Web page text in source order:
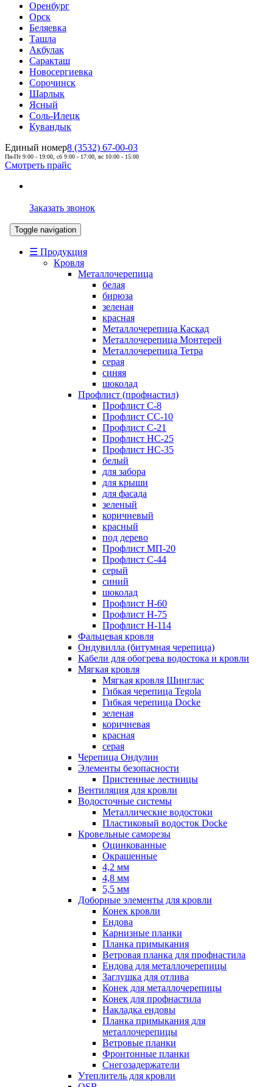
Оренбург
Орск
Беляевка
Ташла
Акбулак
Саракташ
Новосергиевка
Сорочинск
Шарлык
Ясный
Соль-Илецк
Кувандык
Единый номер8 (3532) 67-00-03
Пн-Пт 9:00 - 19:00, сб 9:00 - 17:00, вс 10:00 - 15:00
Смотреть прайс
Заказать звонок
Toggle navigation
☰ Продукция
Кровля
Металлочерепица
белая
бирюза
зеленая
красная
Металлочерепица Каскад
Металлочерепица Монтерей
Металлочерепица Тетра
серая
синяя
шоколад
Профлист (профнастил)
Профлист С-8
Профлист СС-10
Профлист C-21
Профлист НС-25
Профлист НС-35
белый
для забора
для крыши
для фасада
зеленый
коричневый
красный
под дерево
Профлист МП-20
Профлист С-44
серый
синий
шоколад
Профлист Н-60
Профлист Н-75
Профлист H-114
Фальцевая кровля
Ондувилла (битумная черепица)
Кабели для обогрева водостока и кровли
Мягкая кровля
Мягкая кровля Шинглас
Гибкая черепица Tegola
Гибкая черепица Docke
зеленая
коричневая
красная
серая
Черепица Ондулин
Элементы безопасности
Пристенные лестницы
Вентиляция для кровли
Водосточные системы
Металлические водостоки
Пластиковый водосток Docke
Кровельные саморезы
Оцинкованные
Окрашенные
4,2 мм
4,8 мм
5,5 мм
Доборные элементы для кровли
Конек кровли
Ендова
Карнизные планки
Планка примыкания
Ветровая планка для профнастила
Ендова для металлочерепицы
Заглушка для отлива
Конек для металлочерепицы
Конек для профнастила
Накладка ендовы
Планка примыкания для
металлочерепицы
Ветровые планки
Фронтонные планки
Снегозадержатели
Утеплитель для кровли